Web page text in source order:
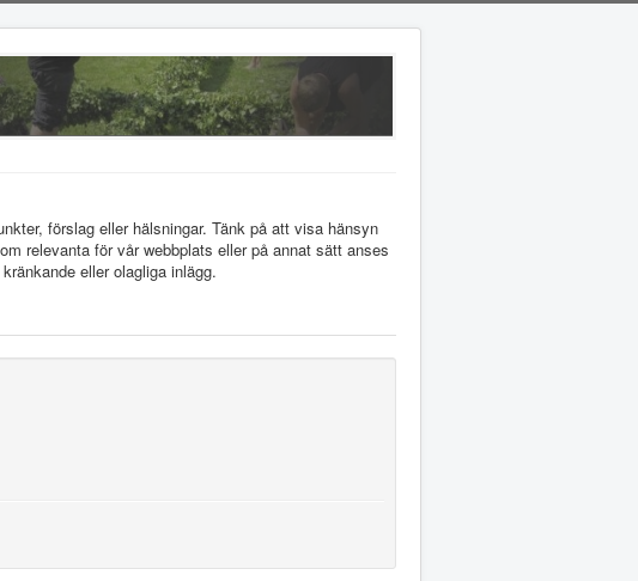
förslag eller hälsningar. Tänk på att visa hänsyn
relevanta för vår webbplats eller på annat sätt anses
eller olagliga inlägg.